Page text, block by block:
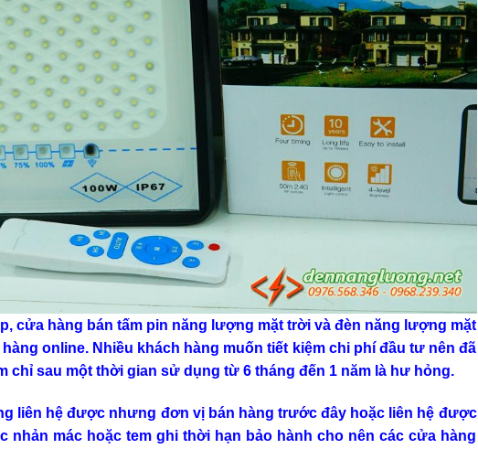
cửa hàng bán tấm pin năng lượng mặt trời và đèn năng lượng mặt
online. Nhiều khách hàng muốn tiết kiệm chi phí đầu tư nên đã
chỉ sau một thời gian sử dụng từ 6 tháng đến 1 năm là hư hỏng.
liên hệ được nhưng đơn vị bán hàng trước đây hoặc liên hệ được
nhản mác hoặc tem ghi thời hạn bảo hành cho nên các cửa hàng